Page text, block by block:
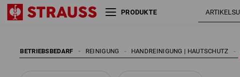
PRODUKTE
BETRIEBSBEDARF HANDREINIGUNG | HAUTSCHUTZ
REINIGUNG
Verwendungszweck Bei Arbeiten mit…